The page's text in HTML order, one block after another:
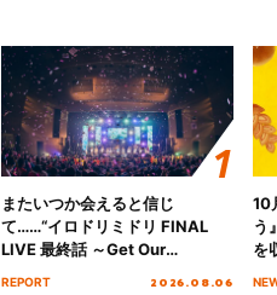
またいつか会えると信じ
て……“イロドリミドリ FINAL
LIVE 最終話 ～Get Our
REPORT 2026.08.06
10
う
を